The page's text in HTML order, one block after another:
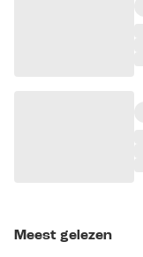
Meest gelezen